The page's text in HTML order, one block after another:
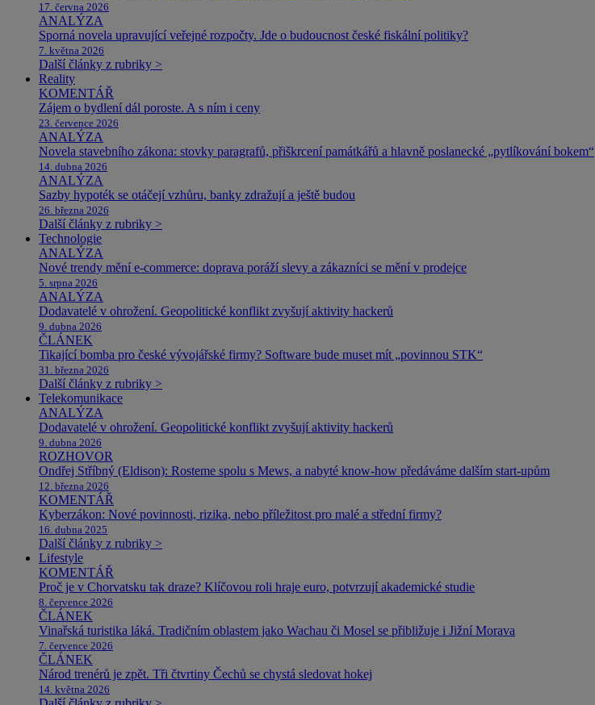
17. června 2026
ANALÝZA
Sporná novela upravující veřejné rozpočty. Jde o budoucnost české fiskální politiky?
7. května 2026
Další články z rubriky >
Reality
KOMENTÁŘ
Zájem o bydlení dál poroste. A s ním i ceny
23. července 2026
ANALÝZA
Novela stavebního zákona: stovky paragrafů, přiškrcení památkářů a hlavně poslanecké „pytlíkování bokem“
14. dubna 2026
ANALÝZA
Sazby hypoték se otáčejí vzhůru, banky zdražují a ještě budou
26. března 2026
Další články z rubriky >
Technologie
ANALÝZA
Nové trendy mění e-commerce: doprava poráží slevy a zákazníci se mění v prodejce
5. srpna 2026
ANALÝZA
Dodavatelé v ohrožení. Geopolitické konflikt zvyšují aktivity hackerů
9. dubna 2026
ČLÁNEK
Tikající bomba pro české vývojářské firmy? Software bude muset mít „povinnou STK“
31. března 2026
Další články z rubriky >
Telekomunikace
ANALÝZA
Dodavatelé v ohrožení. Geopolitické konflikt zvyšují aktivity hackerů
9. dubna 2026
ROZHOVOR
Ondřej Stříbný (Eldison): Rosteme spolu s Mews, a nabyté know-how předáváme dalším start-upům
12. března 2026
KOMENTÁŘ
Kyberzákon: Nové povinnosti, rizika, nebo příležitost pro malé a střední firmy?
16. dubna 2025
Další články z rubriky >
Lifestyle
KOMENTÁŘ
Proč je v Chorvatsku tak draze? Klíčovou roli hraje euro, potvrzují akademické studie
8. července 2026
ČLÁNEK
Vinařská turistika láká. Tradičním oblastem jako Wachau či Mosel se přibližuje i Jižní Morava
7. července 2026
ČLÁNEK
Národ trenérů je zpět. Tři čtvrtiny Čechů se chystá sledovat hokej
14. května 2026